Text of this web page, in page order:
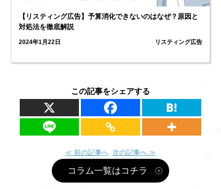
【リスティング広告】予算消化できないのはなぜ？原因と
対処法を徹底解説
2024年1月22日 リスティング広告
この記事をシェアする
≪ 前の記事へ 次の記事へ ≫
コラム一覧はコチラ